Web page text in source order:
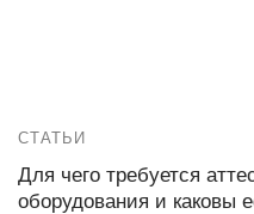
СТАТЬИ
Для чего требуется
оборудования и каковы